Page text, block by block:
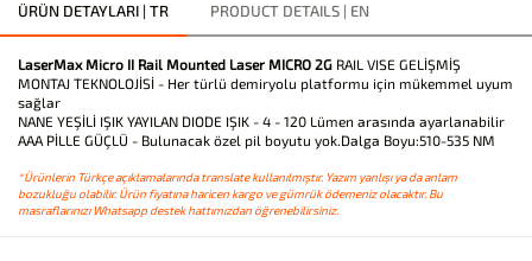
ÜRÜN DETAYLARI | TR PRODUCT DETAILS | EN
LaserMax Micro II Rail Mounted Laser MICRO 2G RAIL VISE GELİŞMİŞ
MONTAJ TEKNOLOJİSİ - Her türlü demiryolu platformu için mükemmel uyum
sağlar
NANE YEŞİLİ IŞIK YAYILAN DIODE IŞIK - 4 - 120 Lümen arasında ayarlanabilir
AAA PİLLE GÜÇLÜ - Bulunacak özel pil boyutu yok.Dalga Boyu:510-535 NM
*Ürünlerin Türkçe açıklamalarında translate kullanılmıştır. Yazım yanlışı ya da anlam
bozukluğu olabilir. Ürün fiyatına haricen kargo ve gümrük ödemeniz olacaktır. Bu
masraflarınızı Whatsapp destek hattımızdan öğrenebilirsiniz.